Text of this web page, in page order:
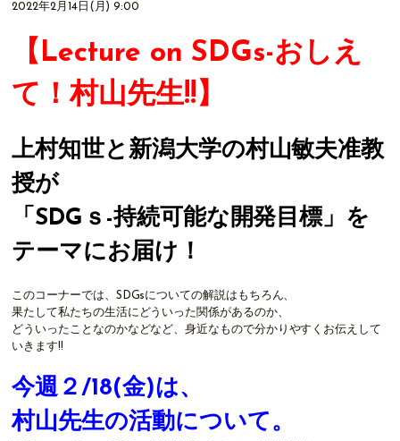
2022年2月14日(月) 9:00
【Lecture on SDGs-おしえ
て！村山先生!!】
上村知世と新潟大学の村山敏夫准教
授が
「SDGｓ-持続可能な開発目標」を
テーマにお届け！
このコーナーでは、SDGsについての解説はもちろん、
果たして私たちの生活にどういった関係があるのか、
どういったことなのかなどなど、身近なもので分かりやすくお伝えして
いきます!!
今週２/18(金)は、
村山先生の活動について。